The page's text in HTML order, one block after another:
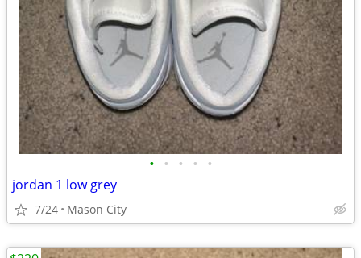
• • • • •
jordan 1 low grey
7/24 Mason City